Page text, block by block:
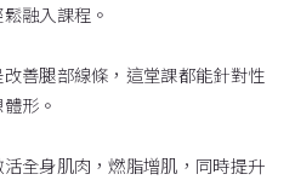
融入課程。
善腿部線條，這堂課都能針對性
形。
全身肌肉，燃脂增肌，同時提升